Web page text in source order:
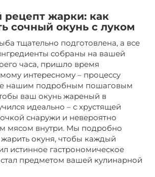
жарки: как
сочный окунь с луком
тщательно подготовлена, а все
собраны на вашей
часа, пришло время
интересному – процессу
нашим подробным пошаговым
ваш окунь жареный в
идеально – с хрустящей
снаружи и невероятно
мясом внутри. Мы подробно
окуня, чтобы каждый
истинное гастрономическое
предметом вашей кулинарной